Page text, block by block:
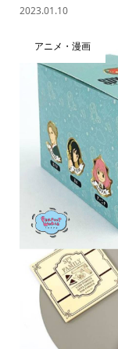
2023.01.10
アニメ・漫画